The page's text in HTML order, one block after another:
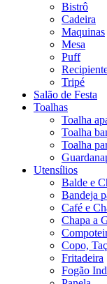
Bistrô
Cadeira
Maquinas
Mesa
Puff
Tripé
Salão de Festa
Toalhas
Toalha
Toalha
Toalha
Utensílios
Balde e
Bandeja
Café e
Chapa a
Copo,
Fritadeira
Fogão